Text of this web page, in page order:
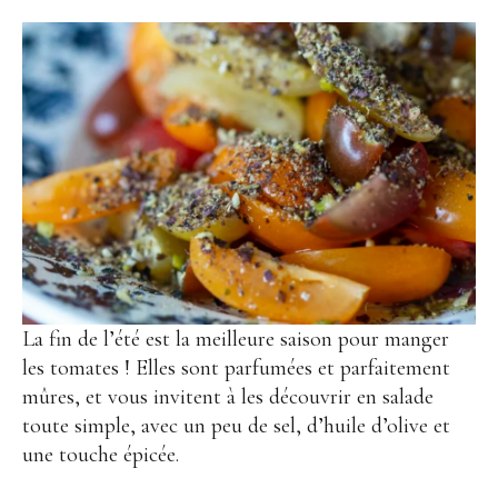
La fin de l’été est la meilleure saison pour manger
les tomates ! Elles sont parfumées et parfaitement
mûres, et vous invitent à les découvrir en salade
toute simple, avec un peu de sel, d’huile d’olive et
une touche épicée.